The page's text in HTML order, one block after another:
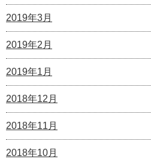
2019年3月
2019年2月
2019年1月
2018年12月
2018年11月
2018年10月